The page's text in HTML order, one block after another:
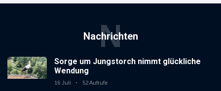
Nachrichten
N
Sorge um Jungstorch nimmt glückliche
Wendung
16 Juli 52 Aufrufe